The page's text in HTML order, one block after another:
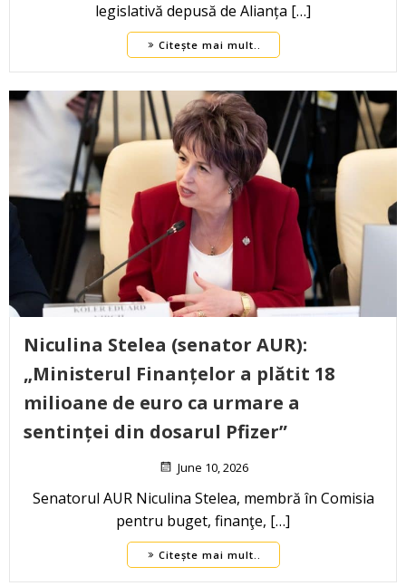
legislativă depusă de Alianța […]
Citește mai mult..
Niculina Stelea (senator AUR):
„Ministerul Finanțelor a plătit 18
milioane de euro ca urmare a
sentinței din dosarul Pfizer”
June 10, 2026
Senatorul AUR Niculina Stelea, membră în Comisia
pentru buget, finanţe, […]
Citește mai mult..